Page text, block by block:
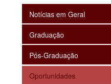
Notícias em Geral
Graduação
Pós-Graduação
Oportunidades